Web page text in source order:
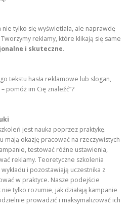
nie tylko się wyświetlała, ale naprawdę
reklamy, które klikają się same
i skuteczne.
tekstu hasła reklamowe lub slogan,
pomóż im Cię znaleźć”?
jest nauka poprzez praktykę.
mają okazję pracować na rzeczywistych
testować różne ustawienia,
reklamy. Teoretyczne szkolenia
i pozostawiają uczestnika z
w praktyce. Nasze podejście
tylko rozumie, jak działają kampanie
prowadzić i maksymalizować ich